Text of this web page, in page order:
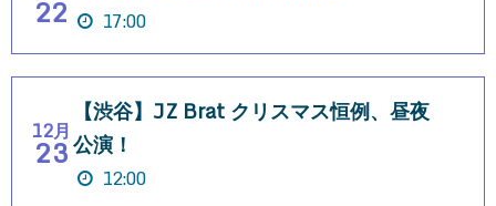
22 17:00
12月
23
【渋谷】JZ Brat クリスマス恒例、昼夜
公演！
12:00